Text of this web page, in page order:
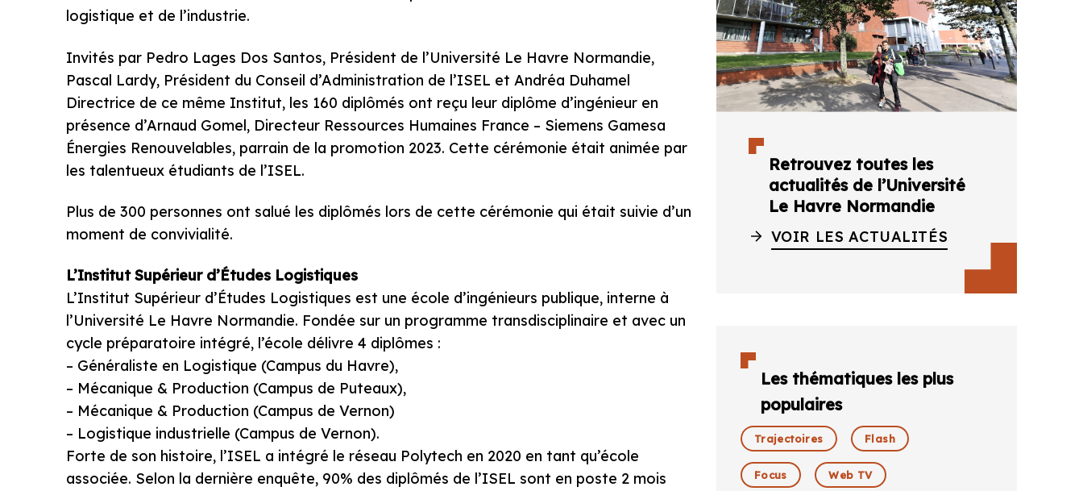
logistique et de l’industrie.
Invités par Pedro Lages Dos Santos, Président de l’Université Le Havre Normandie,
Pascal Lardy, Président du Conseil d’Administration de l’ISEL et Andréa Duhamel
Directrice de ce même Institut, les 160 diplômés ont reçu leur diplôme d’ingénieur en
présence d’Arnaud Gomel, Directeur Ressources Humaines France – Siemens Gamesa
Énergies Renouvelables, parrain de la promotion 2023. Cette cérémonie était animée par
les talentueux étudiants de l’ISEL.
Plus de 300 personnes ont salué les diplômés lors de cette cérémonie qui était suivie d’un
moment de convivialité.
L’Institut Supérieur d’Études Logistiques
L’Institut Supérieur d’Études Logistiques est une école d’ingénieurs publique, interne à
l’Université Le Havre Normandie. Fondée sur un programme transdisciplinaire et avec un
cycle préparatoire intégré, l’école délivre 4 diplômes :
– Généraliste en Logistique (Campus du Havre),
– Mécanique & Production (Campus de Puteaux),
– Mécanique & Production (Campus de Vernon)
– Logistique industrielle (Campus de Vernon).
Forte de son histoire, l’ISEL a intégré le réseau Polytech en 2020 en tant qu’école
associée. Selon la dernière enquête, 90% des diplômés de l’ISEL sont en poste 2 mois
Retrouvez toutes les
actualités de l’Université
Le Havre Normandie
VOIR LES ACTUALITÉS
Les thématiques les plus
populaires
Trajectoires Flash
Focus Web TV